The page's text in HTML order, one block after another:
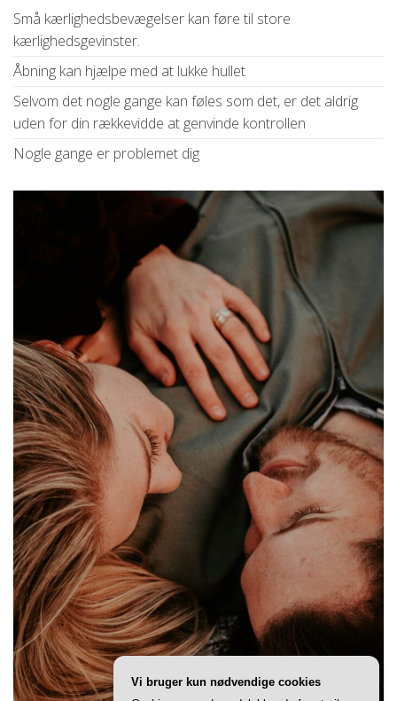
Små kærlighedsbevægelser kan føre til store
kærlighedsgevinster.
Åbning kan hjælpe med at lukke hullet
Selvom det nogle gange kan føles som det, er det aldrig
uden for din rækkevidde at genvinde kontrollen
Nogle gange er problemet dig
Vi bruger kun nødvendige cookies